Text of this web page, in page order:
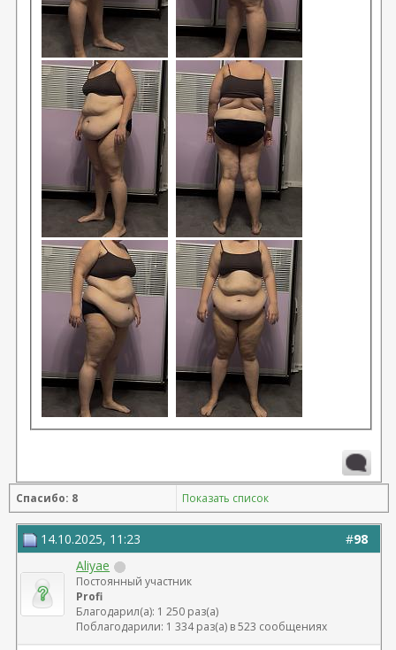
Спасибо: 8 Показать список
#98
14.10.2025, 11:23
Aliyae
Постоянный участник
Profi
Благодарил(а): 1 250 раз(а)
Поблагодарили: 1 334 раз(а) в 523 сообщениях